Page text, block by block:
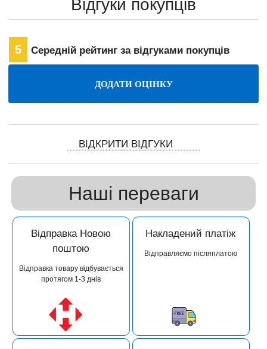
Відгуки покупців
5 Середній рейтинг за відгуками покупців
ВІДКРИТИ ВІДГУКИ
Наші переваги
Відправка Новою
поштою
Відправка товару відбувається
протягом 1-3 днів
Накладений платіж
Відправляємо післяплатою